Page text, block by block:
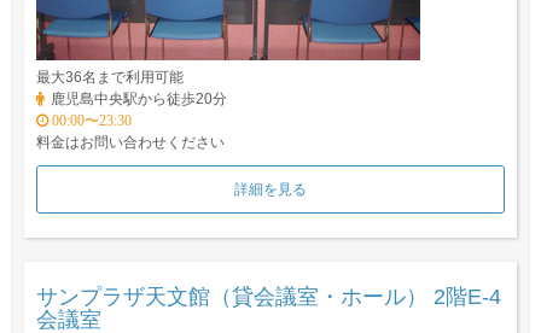
最大36名まで利用可能
鹿児島中央駅から徒歩20分
00:00〜23:30
料金はお問い合わせください
詳細を見る
サンプラザ天文館（貸会議室・ホール） 2階E-4
会議室